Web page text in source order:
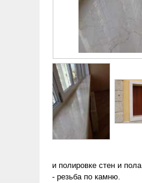
и полировке стен и
- резьба по камню.